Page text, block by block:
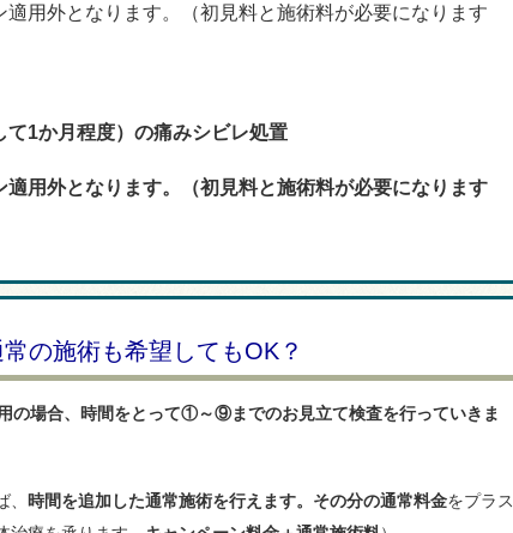
適用外となります。（初見料と施術料が必要になります
て1か月程度）の痛みシビレ処置
適用外となります。（初見料と施術料が必要になります
の施術も希望してもOK？
の場合、時間をとって①～⑨までのお見立て検査を行っていきま
時間を追加した通常施術を行えます。その分の通常料金をプラス